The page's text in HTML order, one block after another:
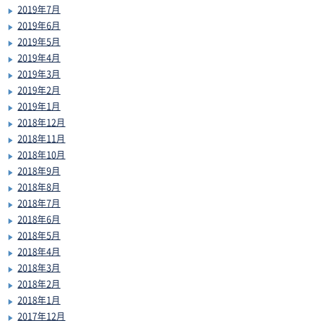
2019年7月
2019年6月
2019年5月
2019年4月
2019年3月
2019年2月
2019年1月
2018年12月
2018年11月
2018年10月
2018年9月
2018年8月
2018年7月
2018年6月
2018年5月
2018年4月
2018年3月
2018年2月
2018年1月
2017年12月